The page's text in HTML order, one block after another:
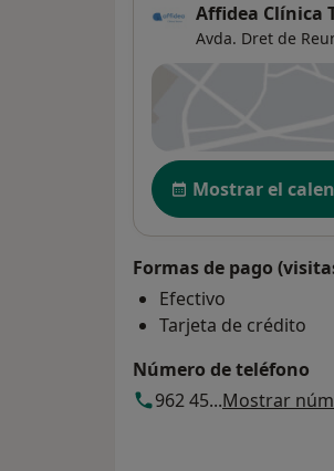
Affidea Clínica
Avda. Dret de
Disponibilidad
Mostrar el
Formas de pago
Efectivo
Tarjeta de crédito
Número de teléfono
962 45...Mostrar